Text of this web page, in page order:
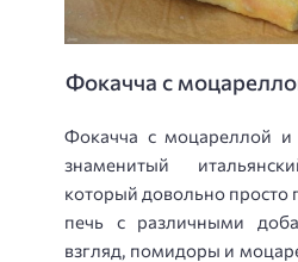
Фокачча с
Фокачча с моцареллой
знаменитый
который довольно просто
печь с различными
взгляд, помидоры и